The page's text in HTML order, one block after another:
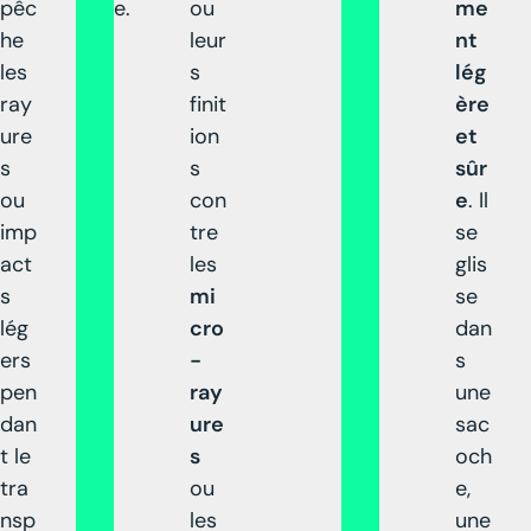
pêc
he
les
ray
ure
s
ou
imp
act
s
lég
ers
pen
dan
t le
tra
nsp
e.
ou
leur
s
finit
ion
s
con
tre
les
mi
cro
-
ray
ure
s
ou
les
me
nt
lég
ère
et
sûr
e. Il
se
glis
se
dan
s
une
sac
och
e,
une